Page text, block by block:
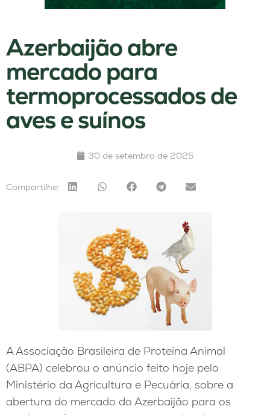
Azerbaijão abre
mercado para
termoprocessados de
aves e suínos
30 de setembro de 2025
Compartilhe:
A Associação Brasileira de Proteína Animal
(ABPA) celebrou o anúncio feito hoje pelo
Ministério da Agricultura e Pecuária, sobre a
abertura do mercado do Azerbaijão para os